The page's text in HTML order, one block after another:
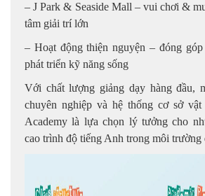
– J Park & Seaside Mall – vui chơi &
tâm giải trí lớn
– Hoạt động thiện nguyện – đóng
phát triển kỹ năng sống
Với chất lượng giảng dạy hàng đầu,
chuyên nghiệp và hệ thống cơ sở
Academy là lựa chọn lý tưởng cho
cao trình độ tiếng Anh trong môi trường